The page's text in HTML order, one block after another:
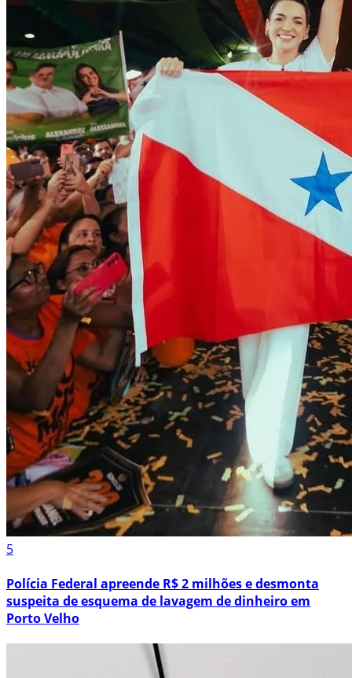
5
Polícia Federal apreende R$ 2 milhões e desmonta
suspeita de esquema de lavagem de dinheiro em
Porto Velho